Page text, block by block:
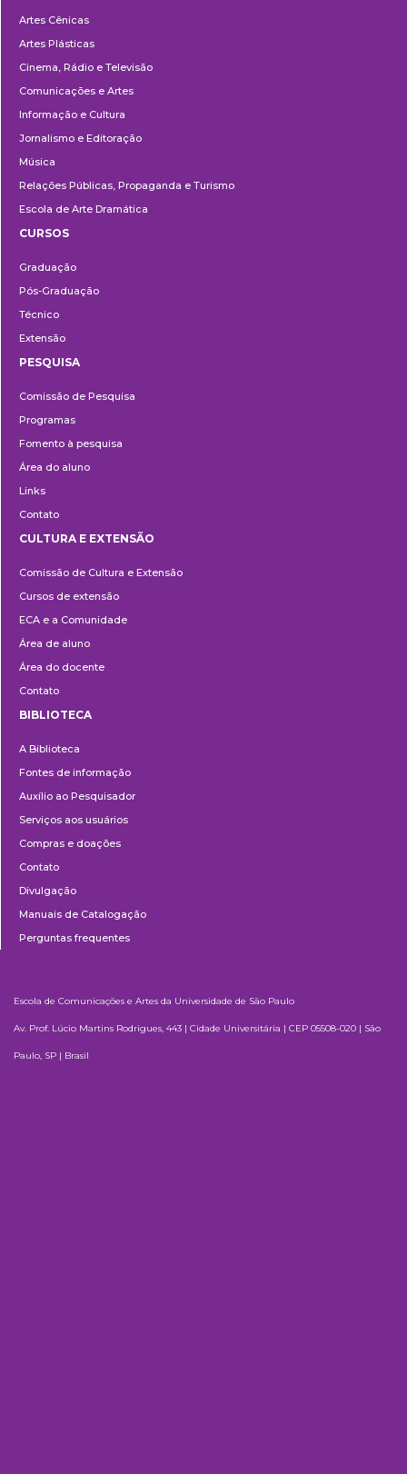
Artes Cênicas
Artes Plásticas
Cinema, Rádio e Televisão
Comunicações e Artes
Informação e Cultura
Jornalismo e Editoração
Música
Relações Públicas, Propaganda e Turismo
Escola de Arte Dramática
CURSOS
Graduação
Pós-Graduação
Técnico
Extensão
PESQUISA
Comissão de Pesquisa
Programas
Fomento à pesquisa
Área do aluno
Links
Contato
e
Extensão
CULTURA E EXTENSÃO
Comissão de Cultura e Extensão
Cursos de extensão
ECA e a Comunidade
Área de aluno
Área do docente
Contato
BIBLIOTECA
A Biblioteca
Fontes de informação
Auxílio ao Pesquisador
Serviços aos usuários
Compras e doações
Contato
Divulgação
Manuais de Catalogação
Perguntas frequentes
Escola de Comunicações e Artes da Universidade de São Paulo
Av. Prof. Lúcio Martins Rodrigues, 443 | Cidade Universitária | CEP 05508-020 | São
Paulo, SP | Brasil